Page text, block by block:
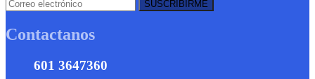
Contactanos
601 3647360